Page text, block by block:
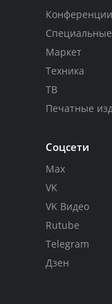
Конференции
Маркет
Техника
ТВ
Печатные
Соцсети
Max
VK
VK Видео
Rutube
Telegram
Дзен